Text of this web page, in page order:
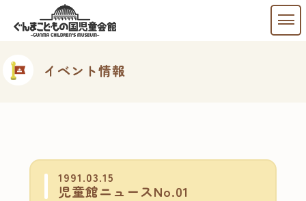
イベント情報
1991.03.15
児童館ニュースNo.01